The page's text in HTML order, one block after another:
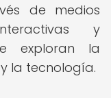
de medios
y
exploran la
la tecnología.